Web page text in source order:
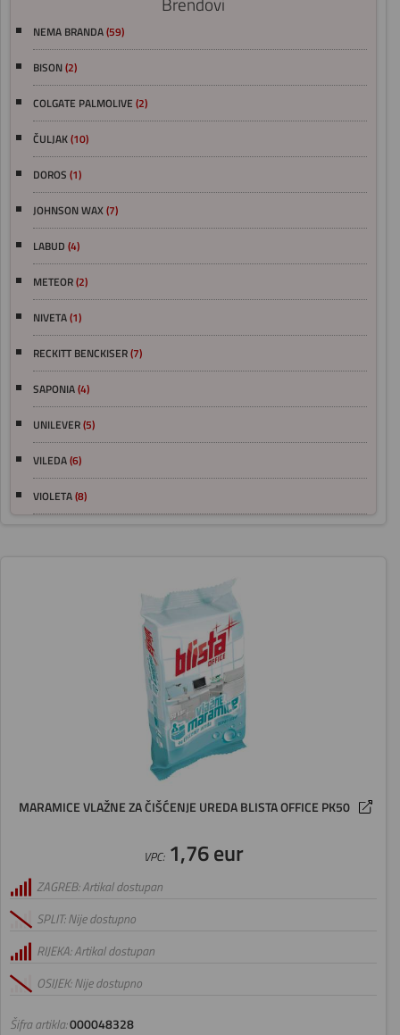
NEMA BRANDA(59)
BISON(2)
COLGATE PALMOLIVE (2)
ČULJAK(10)
DOROS (1)
JOHNSON WAX(7)
LABUD (4)
METEOR(2)
NIVETA(1)
RECKITT BENCKISER(7)
SAPONIA(4)
UNILEVER(5)
VILEDA(6)
VIOLETA(8)
MARAMICE VLAŽNE ZA ČIŠĆENJE UREDA BLISTA OFFICE PK50
Šifra artikla:000048328
VPC:1,76 eur
ZAGREB: Artikal dostupan
SPLIT: Nije dostupno
RIJEKA: Artikal dostupan
OSIJEK: Nije dostupno